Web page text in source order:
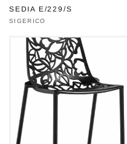
SEDIA E/229/S
Produttore:
SIGERICO